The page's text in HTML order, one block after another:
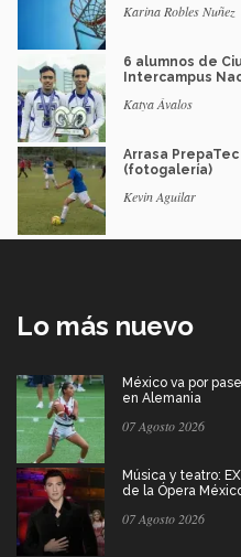
Karina Robles Nuñez
6 alumnos de
Intercampus
Katya Ávalos
Arrasa
(fotogalería)
Kevin Aguilar
Lo más nuevo
México va por
en Alemania
07 Agosto 2026
Música y teatro:
de la Ópera
07 Agosto 2026